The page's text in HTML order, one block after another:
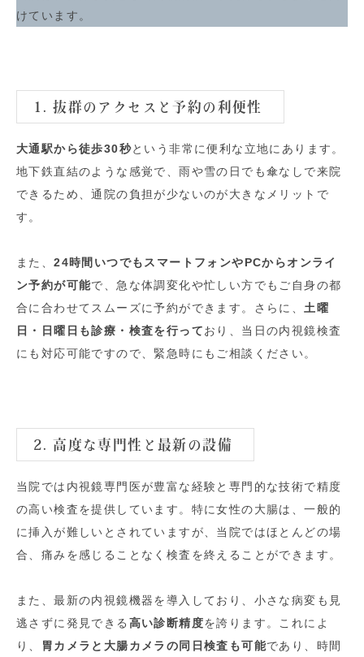
けています。
1. 抜群のアクセスと予約の利便性
大通駅から徒歩30秒という非常に便利な立地にあります。
地下鉄直結のような感覚で、雨や雪の日でも傘なしで来院
できるため、通院の負担が少ないのが大きなメリットで
す。
また、24時間いつでもスマートフォンやPCからオンライ
ン予約が可能で、急な体調変化や忙しい方でもご自身の都
合に合わせてスムーズに予約ができます。さらに、 土曜
日・日曜日も診療・検査を行っており、当日の内視鏡検査
にも対応可能ですので、緊急時にもご相談ください。
2. 高度な専門性と最新の設備
当院では内視鏡専門医が豊富な経験と専門的な技術で精度
の高い検査を提供しています。特に女性の大腸は、一般的
に挿入が難しいとされていますが、当院ではほとんどの場
合、痛みを感じることなく検査を終えることができます。
また、最新の内視鏡機器を導入しており、小さな病変も見
逃さずに発見できる 高い診断精度を誇ります。これによ
り、
胃カメラと大腸カメラの同日検査も可能であり、時間